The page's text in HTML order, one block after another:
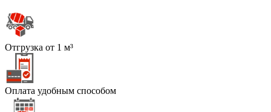
Отгрузка от 1 м³
Оплата удобным способом